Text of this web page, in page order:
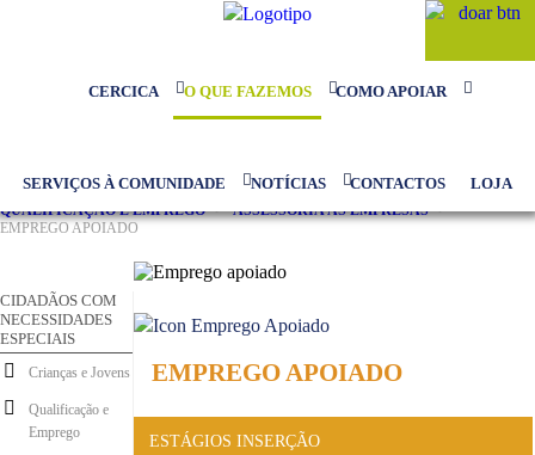
CERCICA O QUE FAZEMOS COMO APOIAR
SERVIÇOS À COMUNIDADE NOTÍCIAS CONTACTOS LOJA
HOMEPAGE CERCICA > O QUE FAZEMOS
>
CIDADÃOS COM NECESSIDADES ESPECIAIS >
QUALIFICAÇÃO E EMPREGO > ASSESSORIA ÀS EMPRESAS >
EMPREGO APOIADO
Pesquisa...
CIDADÃOS COM
NECESSIDADES
ESPECIAIS
Crianças e Jovens
Qualificação e
Emprego
EMPREGO APOIADO
ESTÁGIOS INSERÇÃO